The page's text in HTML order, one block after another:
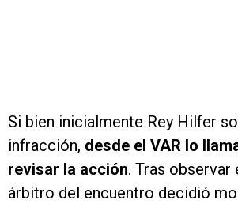
Si bien inicialmente Rey Hilfer
infracción, desde el VAR lo
revisar la acción. Tras observar
árbitro del encuentro decidió